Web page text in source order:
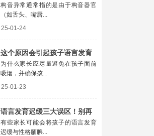
可能构音异常的表现
构音异常通常指的是由于构音器官
（如舌头、嘴唇...
25-01-24
这个原因会引起孩子语言发育
迟缓！80%家长都忽略了
为什么家长应尽量避免在孩子面前
吸烟，并确保孩...
25-01-23
语言发育迟缓三大误区！别再
混为一谈了！
有些家长可能会将孩子的语言发育
迟缓与性格腼腆...